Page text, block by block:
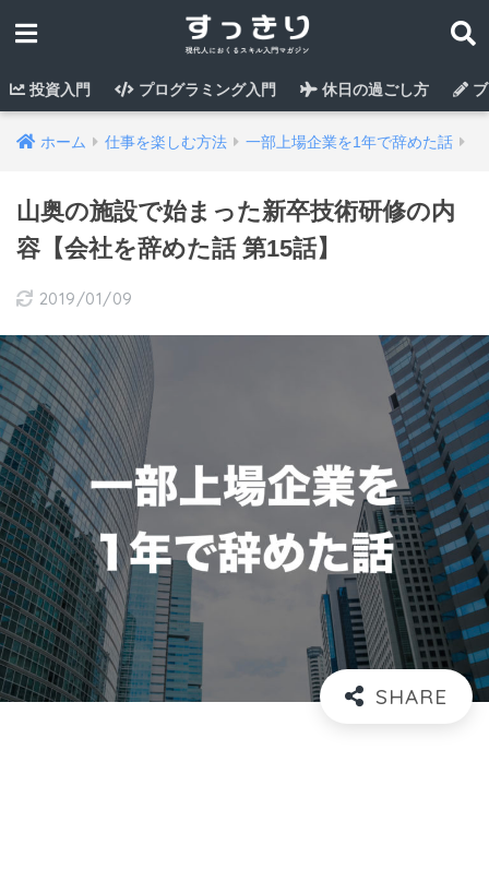
投資入門 プログラミング入門 休日の過ごし方
ホーム 仕事を楽しむ方法 一部上場企業を1年で辞めた話
山奥の施設で始まった新卒技術研修の内
容【会社を辞めた話 第15話】
2019/01/09